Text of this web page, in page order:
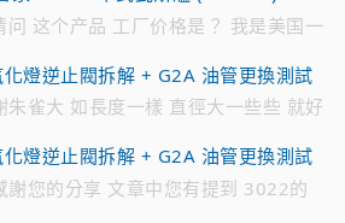
这个产品 工厂价格是？ 我是美国一
： 718 791 ****
燈逆止閥拆解 + G2A 油管更換測試
朱雀大 如長度一樣 直徑大一些些 就好
燈逆止閥拆解 + G2A 油管更換測試
謝您的分享 文章中您有提到 3022的